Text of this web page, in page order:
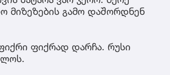
მიზეზების გამო დაშორდნენ
ფიქრად დარჩა. რუსი